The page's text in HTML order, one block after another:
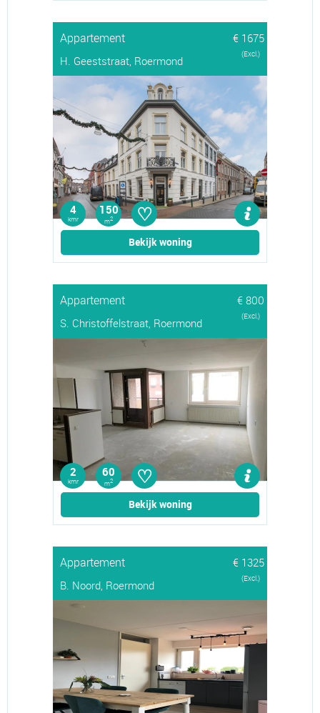
Appartement
€ 1675
H. Geeststraat, Roermond
(Excl.)
4
kmr
150
m2 ♡
Bekijk woning
Appartement
€ 800
S. Christoffelstraat, Roermond
(Excl.)
2
kmr
60
m2 ♡
Bekijk woning
Appartement
€ 1325
B. Noord, Roermond
(Excl.)